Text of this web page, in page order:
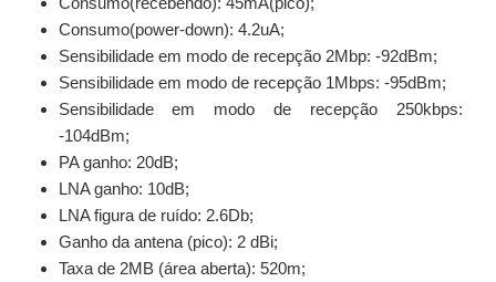
Consumo(power-down): 4.2uA;
Sensibilidade em modo de recepção 2Mbp: -92dBm;
Sensibilidade em modo de recepção 1Mbps: -95dBm;
Sensibilidade em modo de recepção 250kbps:
-104dBm;
PA ganho: 20dB;
LNA ganho: 10dB;
LNA figura de ruído: 2.6Db;
Ganho da antena (pico): 2 dBi;
Taxa de 2MB (área aberta): 520m;